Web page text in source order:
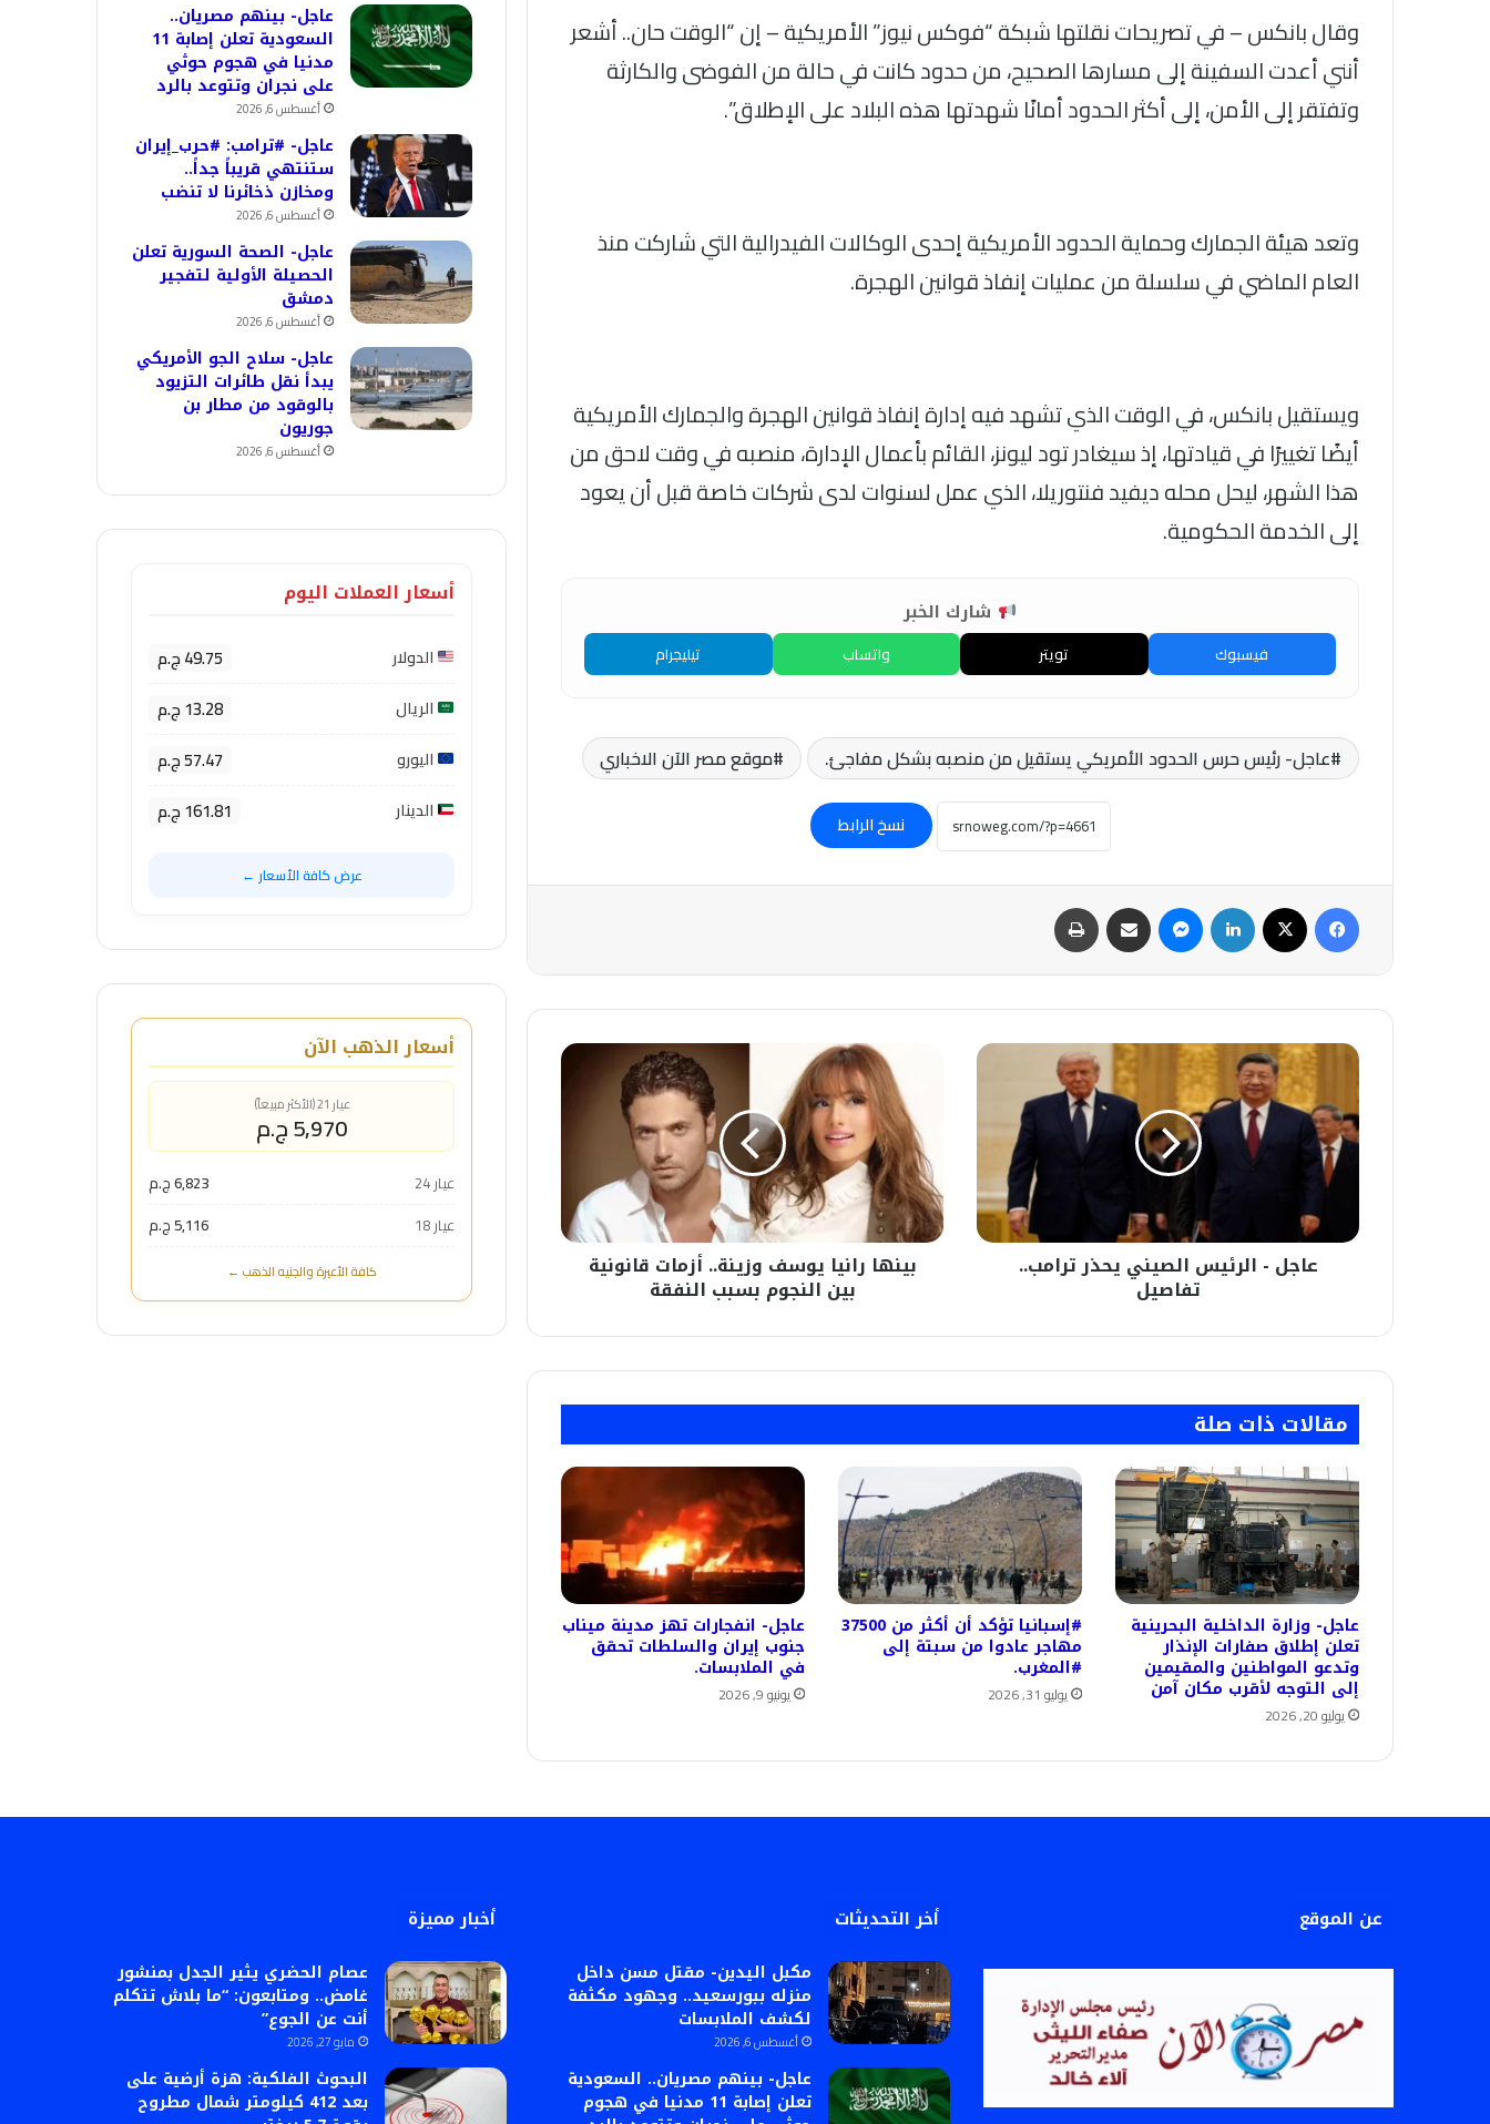
وقال بانكس – في تصريحات نقلتها شبكة “فوكس نيوز” الأمريكية – إن “الوقت حان.. أشعر
أنني أعدت السفينة إلى مسارها الصحيح، من حدود كانت في حالة من الفوضى والكارثة
وتفتقر إلى الأمن، إلى أكثر الحدود أمانًا شهدتها هذه البلاد على الإطلاق”.
وتعد هيئة الجمارك وحماية الحدود الأمريكية إحدى الوكالات الفيدرالية التي شاركت منذ
العام الماضي في سلسلة من عمليات إنفاذ قوانين الهجرة.
ويستقيل بانكس، في الوقت الذي تشهد فيه إدارة إنفاذ قوانين الهجرة والجمارك الأمريكية
أيضًا تغييرًا في قيادتها، إذ سيغادر تود ليونز، القائم بأعمال الإدارة، منصبه في وقت لاحق من
هذا الشهر، ليحل محله ديفيد فنتوريلا، الذي عمل لسنوات لدى شركات خاصة قبل أن يعود
إلى الخدمة الحكومية.
شارك الخبر
فيسبوك تويتر واتساب تيليجرام
عاجل- رئيس حرس الحدود الأمريكي يستقيل من منصبه بشكل مفاجئ. موقع مصر الآن الاخباري
نسخ الرابط
فيسبوك لينكدإن ماسنجر مشاركة عبر البريد
عاجل
-
الرئيس
الصيني
يحذر
ترامب..
تفاصيل
عاجل - الرئيس الصيني يحذر ترامب..
تفاصيل
يوسف
وزينة..
أزمات
قانونية
بين
النجوم
بسبب
النفقةبينها رانيا يوسف وزينة.. أزمات قانونية
بين النجوم بسبب النفقة
مقالات ذات صلة
عاجل- وزارة الداخلية البحرينية
تعلن إطلاق صفارات الإنذار
وتدعو المواطنين والمقيمين
إلى التوجه لأقرب مكان آمن
يوليو 20, 2026
#إسبانيا تؤكد أن أكثر من 37500
مهاجر عادوا من سبتة إلى
#المغرب.
يوليو 31, 2026
عاجل- انفجارات تهز مدينة ميناب
جنوب إيران والسلطات تحقق
في الملابسات.
يونيو 9, 2026
عاجل- بينهم مصريان..
السعودية تعلن إصابة 11
مدنيا في هجوم حوثي
على نجران وتتوعد بالرد
أغسطس 6, 2026
عاجل- #ترامب: #حرب_إيران
ستنتهي قريباً جداً..
ومخازن ذخائرنا لا تنضب
أغسطس 6, 2026
عاجل- الصحة السورية تعلن
الحصيلة الأولية لتفجير
دمشق
أغسطس 6, 2026
عاجل- سلاح الجو الأمريكي
يبدأ نقل طائرات التزيود
بالوقود من مطار بن
جوريون
أغسطس 6, 2026
أسعار العملات اليوم
الدولار 49.75 ج.م
الريال 13.28 ج.م
اليورو 57.47 ج.م
الدينار 161.81 ج.م
عرض كافة الأسعار ←
أسعار الذهب الآن
عيار 21 (الأكثر مبيعاً)
5,970 ج.م
عيار 24
6,823 ج.م
عيار 18
5,116 ج.م
كافة الأعيرة والجنيه الذهب ←
عن الموقع أخر التحديثات
مكبل اليدين- مقتل مسن داخل
منزله ببورسعيد.. وجهود مكثفة
لكشف الملابسات
أغسطس 6, 2026
عاجل- بينهم مصريان.. السعودية
تعلن إصابة 11 مدنيا في هجوم
أخبار مميزة
عصام الحضري يثير الجدل بمنشور
غامض.. ومتابعون: “ما بلاش تتكلم
أنت عن الجوع”
مايو 27, 2026
البحوث الفلكية: هزة أرضية على
بعد 412 كيلومتر شمال مطروح